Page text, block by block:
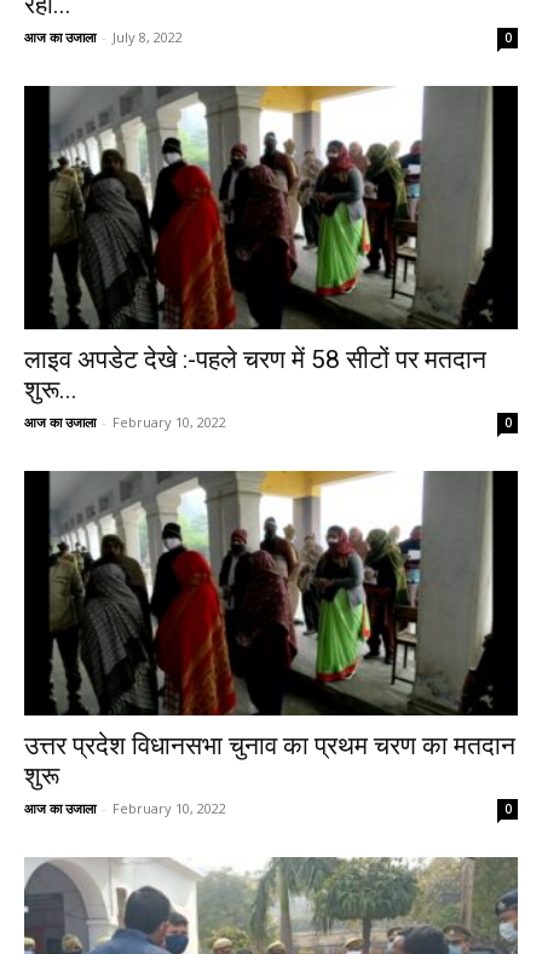
आज का उजाला - July 8, 2022 0
लाइव अपडेट देखे :-पहले चरण में 58 सीटों पर मतदान
शुरू...
आज का उजाला - February 10, 2022 0
उत्तर प्रदेश विधानसभा चुनाव का प्रथम चरण का मतदान
शुरू
आज का उजाला - February 10, 2022 0